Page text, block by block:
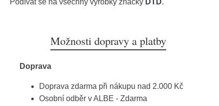
Podívat se na všechny výrobky značky DTD.
Možnosti dopravy a platby
Doprava
Doprava zdarma při nákupu nad 2.000 Kč
Osobní odběr v ALBE - Zdarma